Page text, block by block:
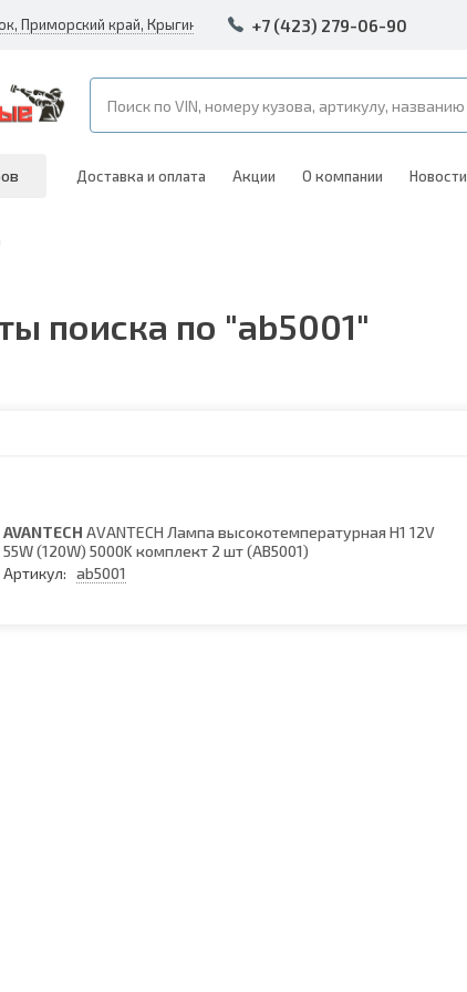
Приморский край, Крыгина 105 +7 (423) 279-06-90
Доставка и оплата Акции О компании Новости
поиска по "ab5001"
AVANTECH AVANTECH Лампа высокотемпературная H1 12V
55W (120W) 5000K комплект 2 шт (AB5001)
Артикул: ab5001